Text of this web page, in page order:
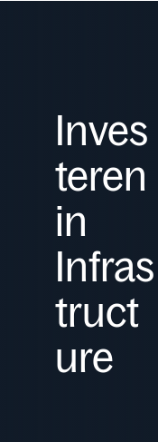
Inves
teren
in
Infras
truct
ure